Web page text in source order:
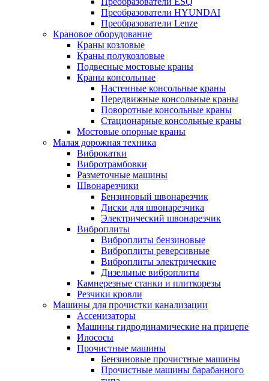
Преобразователи HYUNDAI
Преобразователи Lenze
Крановое оборудование
Краны козловые
Краны полукозловые
Подвесные мостовые краны
Краны консольные
Настенные консольные краны
Передвижные консольные краны
Поворотные консольные краны
Стационарные консольные краны
Мостовые опорные краны
Малая дорожная техника
Виброкатки
Вибротрамбовки
Разметочные машины
Швонарезчики
Бензиновый швонарезчик
Диски для швонарезчика
Электрический швонарезчик
Виброплиты
Виброплиты бензиновые
Виброплиты реверсивные
Виброплиты электрические
Дизельные виброплиты
Камнерезные станки и плиткорезы
Резчики кровли
Машины для прочистки канализации
Ассенизаторы
Машины гидродинамические на прицепе
Илососы
Прочистные машины
Бензиновые прочистные машины
Прочистные машины барабанного